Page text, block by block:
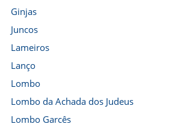
Ginjas
Juncos
Lameiros
Lanço
Lombo
Lombo da Achada dos Judeus
Lombo Garcês